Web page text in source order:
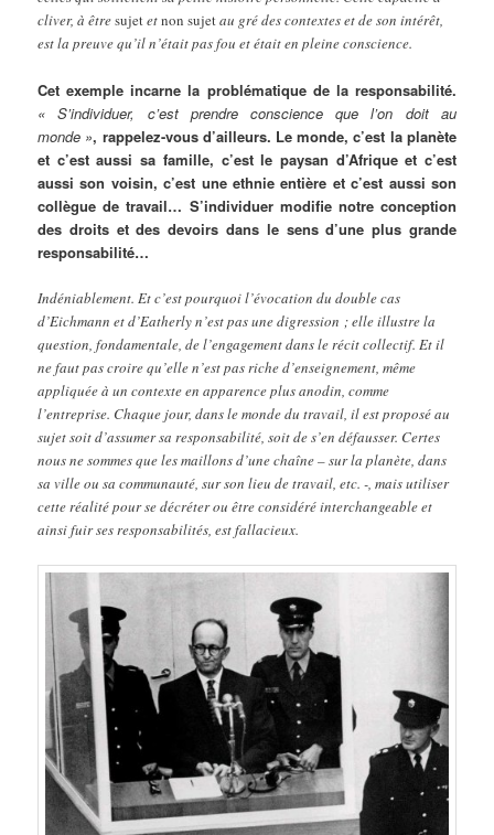
cliver, à êtresujetetnon sujetau gré des contextes et de son intérêt,
est la preuve qu’il n’était pas fou et était en pleine conscience.
Cet exemple incarne la problématique de la responsabilité.
« S’individuer, c’est prendre conscience que l’on doit au
monde », rappelez-vous d’ailleurs. Le monde, c’est la planète
et c’est aussi sa famille, c’est le paysan d’Afrique et c’est
aussi son voisin, c’est une ethnie entière et c’est aussi son
collègue de travail… S’individuer modifie notre conception
des droits et des devoirs dans le sens d’une plus grande
responsabilité…
Indéniablement. Et c’est pourquoi l’évocation du double cas
d’Eichmann et d’Eatherly n’est pas une digression ; elle illustre la
question, fondamentale, de l’engagement dans le récit collectif. Et il
ne faut pas croire qu’elle n’est pas riche d’enseignement, même
appliquée à un contexte en apparence plus anodin, comme
l’entreprise. Chaque jour, dans le monde du travail, il est proposé au
sujet soit d’assumer sa responsabilité, soit de s’en défausser. Certes
nous ne sommes que les maillons d’une chaîne – sur la planète, dans
sa ville ou sa communauté, sur son lieu de travail, etc. -, mais utiliser
cette réalité pour se décréter ou être considéré interchangeable et
ainsi fuir ses responsabilités, est fallacieux.